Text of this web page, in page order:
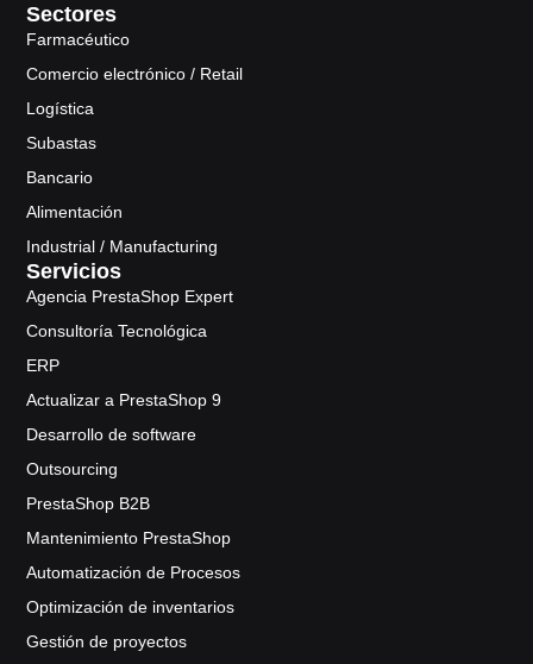
Sectores
Farmacéutico
Comercio electrónico / Retail
Logística
Subastas
Bancario
Alimentación
Industrial / Manufacturing
Servicios
Agencia PrestaShop Expert
Consultoría Tecnológica
ERP
Actualizar a PrestaShop 9
Desarrollo de software
Outsourcing
PrestaShop B2B
Mantenimiento PrestaShop
Automatización de Procesos
Optimización de inventarios
Gestión de proyectos